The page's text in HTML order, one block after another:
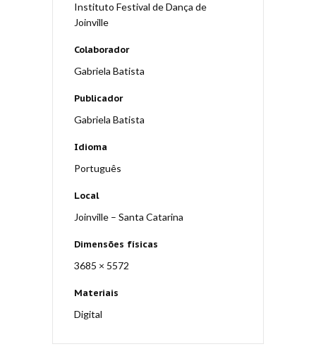
Instituto Festival de Dança de
Joinville
Colaborador
Gabriela Batista
Publicador
Gabriela Batista
Idioma
Português
Local
Joinville – Santa Catarina
Dimensões físicas
3685 × 5572
Materiais
Digital